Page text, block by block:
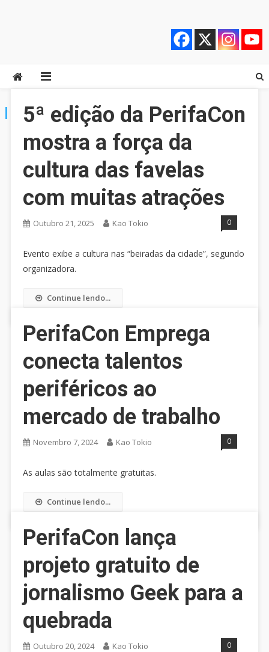
Quebrando o Controle
TAG:PERIFACON
5ª edição da PerifaCon
mostra a força da
cultura das favelas
com muitas atrações
Outubro 21, 2025 Kao Tokio 0
Evento exibe a cultura nas “beiradas da cidade”, segundo
organizadora.
Continue lendo...
PerifaCon Emprega
conecta talentos
periféricos ao
mercado de trabalho
Novembro 7, 2024 Kao Tokio 0
As aulas são totalmente gratuitas.
Continue lendo...
PerifaCon lança
projeto gratuito de
jornalismo Geek para a
quebrada
Outubro 20, 2024 Kao Tokio 0